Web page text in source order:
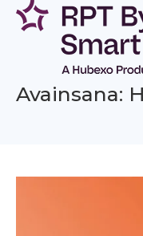
Siirry
sisältöön
Avainsana: